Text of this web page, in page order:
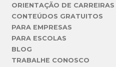
ORIENTAÇÃO DE CARREIRAS
CONTEÚDOS GRATUITOS
PARA EMPRESAS
PARA ESCOLAS
BLOG
TRABALHE CONOSCO